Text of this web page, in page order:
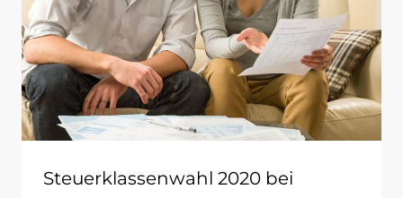
Steuerklassenwahl 2020 bei